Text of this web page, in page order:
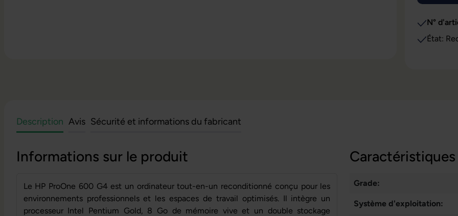
N°
État:
Description Avis Sécurité et informations du fabricant
Informations sur le produit
Le HP ProOne 600 G4 est un ordinateur tout-en-un reconditionné conçu pour les
environnements professionnels et les espaces de travail optimisés. Il intègre un
processeur Intel Pentium Gold, 8 Go de mémoire vive et un double stockage
Grade:
Système d'exploitation: